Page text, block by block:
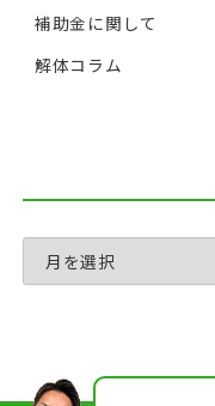
補助金に関して
解体コラム